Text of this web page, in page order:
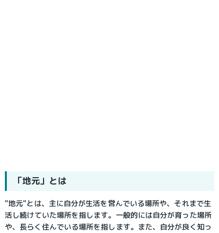
「地元」とは
"地元"とは、主に自分が生活を営んでいる場所や、それまで生
活し続けていた場所を指します。一般的には自分が育った場所
や、長らく住んでいる場所を指します。また、自分が良く知っ